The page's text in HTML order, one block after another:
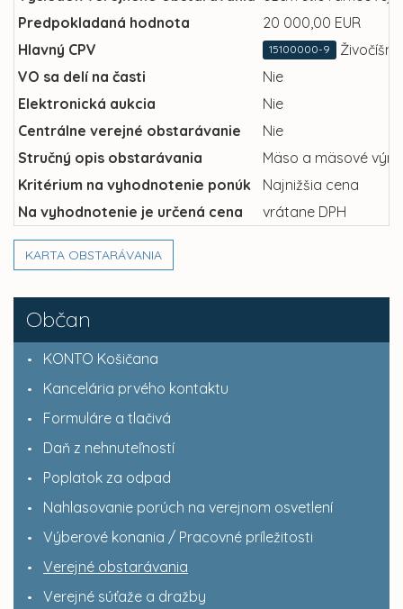
Občan
KONTO Košičana
Kancelária prvého kontaktu
Formuláre a tlačivá
Daň z nehnuteľností
Poplatok za odpad
Nahlasovanie porúch na verejnom osvetlení
Výberové konania / Pracovné príležitosti
Verejné obstarávania
Verejné súťaže a dražby
Predpokladaná hodnota
20 000,00 EUR
Hlavný CPV
15100000-9
VO sa delí na časti
Nie
Elektronická aukcia
Nie
Centrálne verejné obstarávanie
Nie
Stručný opis obstarávania
Mäso a mäsové
Kritérium na vyhodnotenie ponúk
Najnižšia cena
Na vyhodnotenie je určená cena
vrátane DPH
KARTA OBSTARÁVANIA